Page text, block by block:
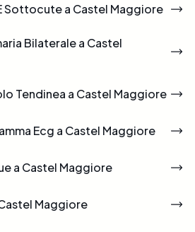
Sottocute a Castel Maggiore
Bilaterale a Castel
Tendinea a Castel Maggiore
Ecg a Castel Maggiore
a Castel Maggiore
Maggiore